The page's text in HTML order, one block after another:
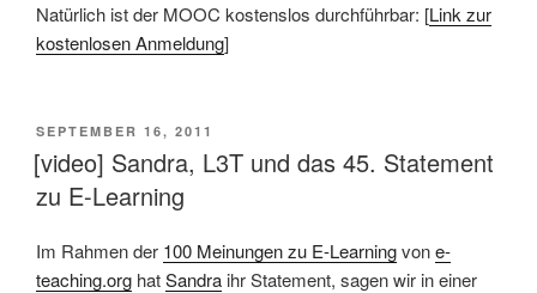
Natürlich ist der MOOC kostenslos durchführbar: [Link zur
kostenlosen Anmeldung]
VERÖFFENTLICHT
AM
SEPTEMBER 16, 2011
[video] Sandra, L3T und das 45. Statement
zu E-Learning
Im Rahmen der 100 Meinungen zu E-Learningvone-
teaching.org hatSandra ihr Statement, sagen wir in einer